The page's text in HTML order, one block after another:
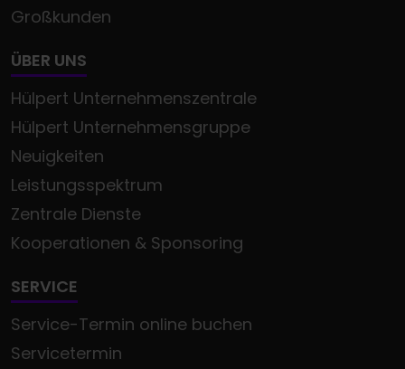
Großkunden
ÜBER UNS
Hülpert Unternehmenszentrale
Hülpert Unternehmensgruppe
Neuigkeiten
Leistungsspektrum
Zentrale Dienste
Kooperationen & Sponsoring
SERVICE
Service-Termin online buchen
Servicetermin